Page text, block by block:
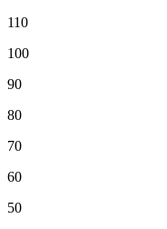
110
100
90
80
70
60
50